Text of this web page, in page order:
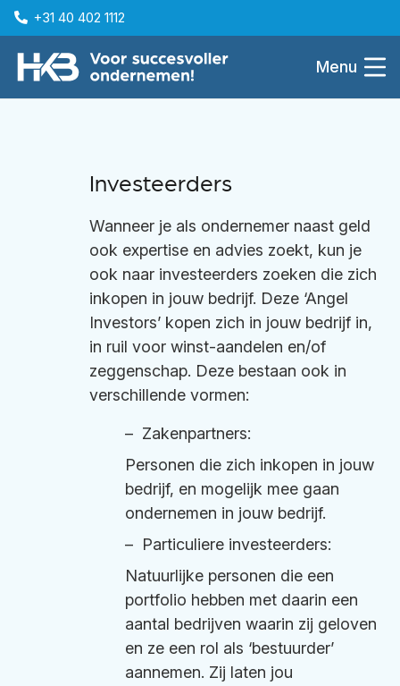
+31 40 402 1112
Menu
Investeerders
Wanneer je als ondernemer naast geld
ook expertise en advies zoekt, kun je
ook naar investeerders zoeken die zich
inkopen in jouw bedrijf. Deze ‘Angel
Investors’ kopen zich in jouw bedrijf in,
in ruil voor winst-aandelen en/of
zeggenschap. Deze bestaan ook in
verschillende vormen:
– Zakenpartners:
Personen die zich inkopen in jouw
bedrijf, en mogelijk mee gaan
ondernemen in jouw bedrijf.
– Particuliere investeerders:
Natuurlijke personen die een
portfolio hebben met daarin een
aantal bedrijven waarin zij geloven
en ze een rol als ‘bestuurder’
aannemen. Zij laten jou